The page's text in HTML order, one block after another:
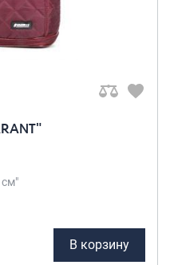
на колёсах
В корзину